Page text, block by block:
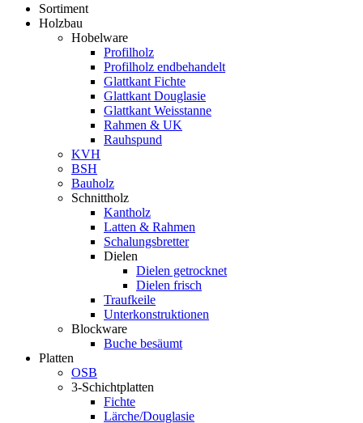
Sortiment
Holzbau
Hobelware
Profilholz
Profilholz endbehandelt
Glattkant Fichte
Glattkant Douglasie
Glattkant Weisstanne
Rahmen & UK
Rauhspund
KVH
BSH
Bauholz
Schnittholz
Kantholz
Latten & Rahmen
Schalungsbretter
Dielen
Dielen getrocknet
Dielen frisch
Traufkeile
Unterkonstruktionen
Blockware
Buche besäumt
Platten
OSB
3-Schichtplatten
Fichte
Lärche/Douglasie